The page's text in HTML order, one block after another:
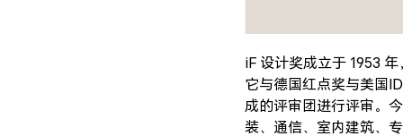
iF 设计奖成立于 1953
它与德国红点奖与美国
成的评审团进行评审。
装、通信、室内建筑、